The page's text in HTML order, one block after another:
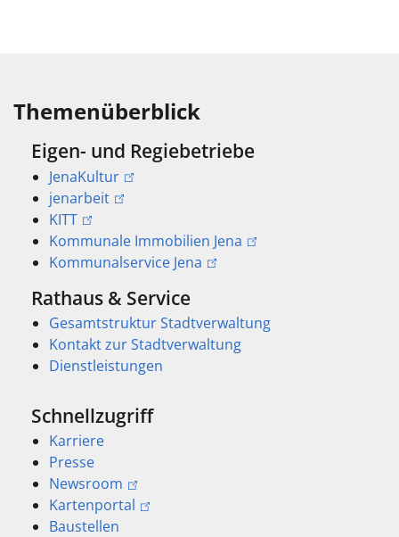
Themenüberblick
Eigen- und Regiebetriebe
JenaKultur
jenarbeit
KITT
Kommunale Immobilien Jena
Kommunalservice Jena
Rathaus & Service
Gesamtstruktur Stadtverwaltung
Kontakt zur Stadtverwaltung
Dienstleistungen
Schnellzugriff
Karriere
Presse
Newsroom
Kartenportal
Baustellen